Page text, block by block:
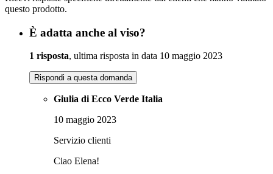
questo prodotto.
È adatta anche al viso?
1 risposta, ultima risposta in data 10 maggio 2023
Rispondi a questa domanda
Giulia di Ecco Verde Italia
10 maggio 2023
Servizio clienti
Ciao Elena!